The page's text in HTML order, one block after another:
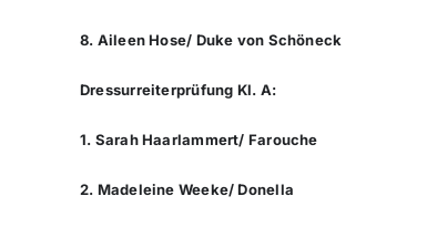
8. Aileen Hose/ Duke von Schöneck
Dressurreiterprüfung Kl. A:
1. Sarah Haarlammert/ Farouche
2. Madeleine Weeke/ Donella